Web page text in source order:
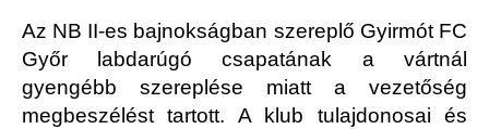
Az NB II-es bajnokságban szereplő Gyirmót FC
Győr labdarúgó csapatának a vártnál
gyengébb szereplése miatt a vezetőség
megbeszélést tartott. A klub tulajdonosai és